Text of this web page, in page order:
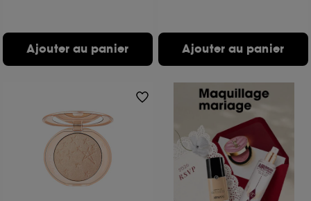
Ajouter au panier Ajouter au panier